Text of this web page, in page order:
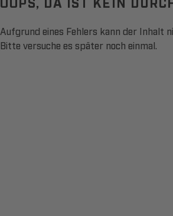
Aufgrund eines Fehlers kann der Inhalt
Bitte versuche es später noch einmal.